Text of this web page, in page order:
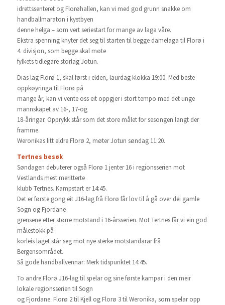
idrettssenteret og Florøhallen, kan vi med god grunn snakke om
handballmaraton i kystbyen
denne helga – som vert seriestart for mange av laga våre.
Ekstra spenning knyter det seg til starten til begge damelaga til Florø i
4. divisjon, som begge skal møte
fylkets tidlegare storlag Jotun.
Dias lag Florø 1, skal først i elden, laurdag klokka 19:00. Med beste
oppkøyringa til Florø på
mange år, kan vi vente oss eit oppgjer i stort tempo med det unge
mannskapet av 16-, 17-og
18-åringar. Opprykk står som det store målet for sesongen langt der
framme.
Weronikas litt eldre Florø 2, møter Jotun søndag 11:20.
Tertnes besøk
Søndagen debuterer også Florø 1 jenter 16 i regionsserien mot
Vestlands mest meritterte
klubb Tertnes. Kampstart er 14:45.
Det er første gong eit J16-lag frå Florø får lov til å gå over dei gamle
Sogn og Fjordane
grensene etter større motstand i 16-årsserien. Mot Tertnes får vi ein god
målestokk på
korleis laget står seg mot nye sterke motstandarar frå
Bergensområdet.
Så gode handballvennar: Merk tidspunktet 14:45.
To andre Florø J16-lag til spelar og sine første kampar i den meir
lokale regionsserien til Sogn
og Fjordane. Florø 2 til Kjell og Florø 3 til Weronika, som spelar opp